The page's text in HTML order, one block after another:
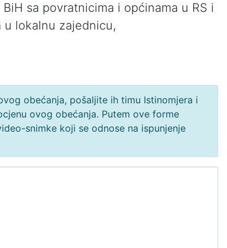
sa povratnicima i općinama u RS i
lokalnu zajednicu,
obećanja, pošaljite ih timu Istinomjera i
ovog obećanja. Putem ove forme
snimke koji se odnose na ispunjenje